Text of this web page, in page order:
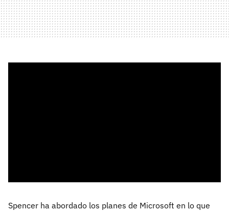
Spencer ha abordado los planes de Microsoft en lo que